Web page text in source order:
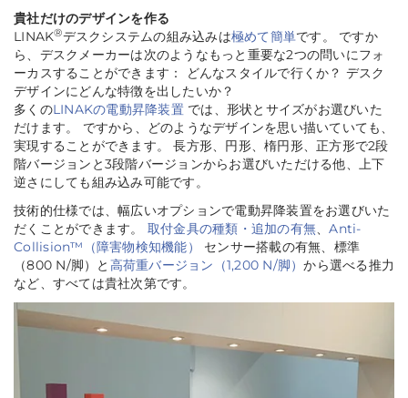
貴社だけのデザインを作る
LINAK®デスクシステムの組み込みは極めて簡単です。 ですか
ら、デスクメーカーは次のようなもっと重要な2つの問いにフォ
ーカスすることができます： どんなスタイルで行くか？ デスク
デザインにどんな特徴を出したいか？
多くのLINAKの電動昇降装置では、形状とサイズがお選びいた
だけます。 ですから、どのようなデザインを思い描いていても、
実現することができます。 長方形、円形、楕円形、正方形で2段
階バージョンと3段階バージョンからお選びいただける他、上下
逆さにしても組み込み可能です。
技術的仕様では、幅広いオプションで電動昇降装置をお選びいた
だくことができます。 取付金具の種類・追加の有無、Anti-
Collision™（障害物検知機能）
センサー搭載の有無、標準
（800 N/脚）と 高荷重バージョン（1,200 N/脚）から選べる推力
など、すべては貴社次第です。